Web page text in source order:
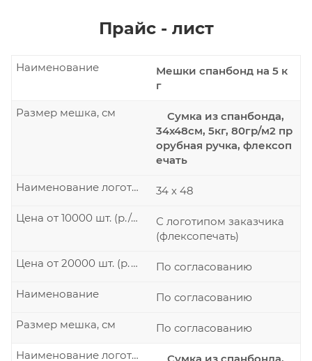
Прайс - лист
Мешки спанбонд на 5 к
г
Наименование
Сумка из спанбонда,
34х48см, 5кг, 80гр/м2 пр
орубная ручка, флексоп
ечать
Размер мешка, см
34 х 48
Наименование логотипа
С логотипом заказчика
(флексопечать)
Цена от 10000 шт. (р./шт.)
По согласованию
Цена от 20000 шт. (р./шт.)
По согласованию
Наименование
По согласованию
Размер мешка, см
Наименование логотипа